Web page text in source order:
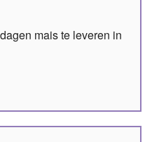
mais te leveren in